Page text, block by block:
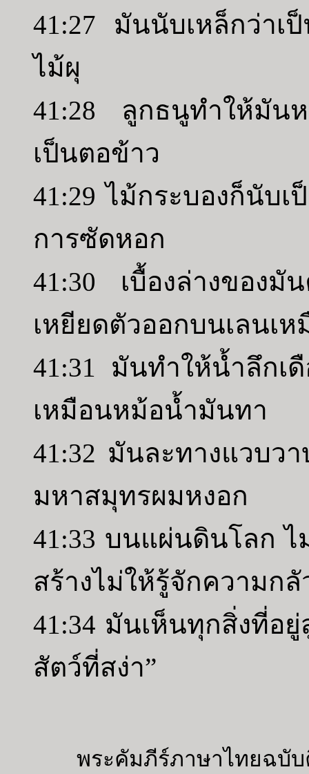
41:27 มันนับเหล็กว่าเ
ไม้ผุ
41:28 ลูกธนูทำให้มัน
เป็นตอข้าว
41:29 ไม้กระบองก็นับเ
การซัดหอก
41:30 เบื้องล่างของ
เหยียดตัวออกบนเลนเ
41:31 มันทำให้น้ำลึกเ
เหมือนหม้อน้ำมันทา
41:32 มันละทางแวบว
มหาสมุทรผมหงอก
41:33 บนแผ่นดินโลก
สร้างไม่ให้รู้จักความกลั
41:34 มันเห็นทุกสิ่งที่อ
สัตว์ที่สง่า”
พระคัมภีร์ภาษาไทยฉบับ